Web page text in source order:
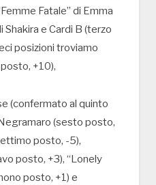
Fatale” di Emma
e Cardi B (terzo
posizioni troviamo
+10),
(confermato al quinto
(sesto posto,
posto, -5),
posto, +3), “Lonely
posto, +1) e